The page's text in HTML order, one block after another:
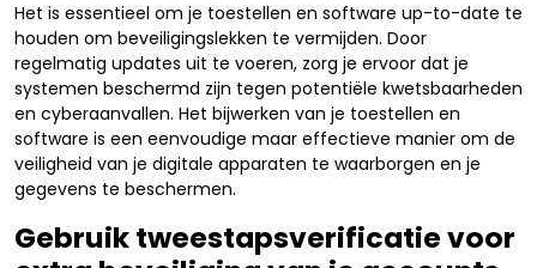
Het is essentieel om je toestellen en software up-to-date te
houden om beveiligingslekken te vermijden. Door
regelmatig updates uit te voeren, zorg je ervoor dat je
systemen beschermd zijn tegen potentiële kwetsbaarheden
en cyberaanvallen. Het bijwerken van je toestellen en
software is een eenvoudige maar effectieve manier om de
veiligheid van je digitale apparaten te waarborgen en je
gegevens te beschermen.
Gebruik tweestapsverificatie voor